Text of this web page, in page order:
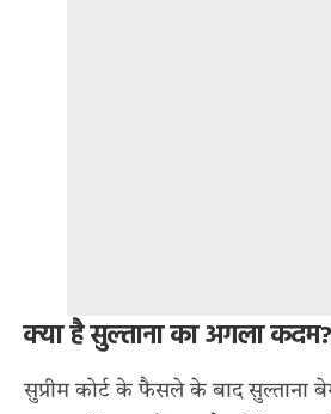
क्या है सुल्ताना का अगला कदम?
सुप्रीम कोर्ट के फैसले के बाद सुल्ताना